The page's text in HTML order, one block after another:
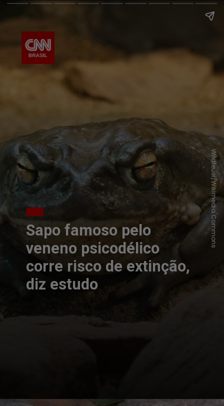
Sapo famoso pelo
veneno psicodélico
corre risco de extinção,
diz estudo
Wildfeuer/Wikimedia Commons